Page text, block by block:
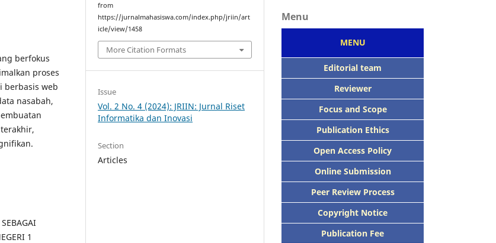
berfokus
proses
berbasis web
nasabah,
1
from
https://jurnalmahasiswa.com/index.php/jriin/art
icle/view/1458
More Citation Formats
Issue
Vol. 2 No. 4 (2024): JRIIN: Jurnal Riset
Informatika dan Inovasi
Section
Articles
Menu
MENU
Editorial team
Reviewer
Focus and Scope
Publication Ethics
Open Access Policy
Online Submission
Peer Review Process
Copyright Notice
Publication Fee